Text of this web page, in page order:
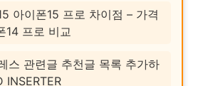
아이폰15 프로 차이점 – 가격
14 프로 비교
스 관련글 추천글 목록 추가하
INSERTER